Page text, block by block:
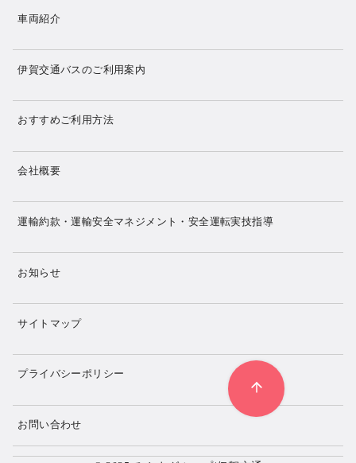
車両紹介
伊賀交通バスのご利用案内
おすすめご利用方法
会社概要
運輸約款・運輸安全マネジメント・安全運転実技指導
お知らせ
サイトマップ
プライバシーポリシー
お問い合わせ